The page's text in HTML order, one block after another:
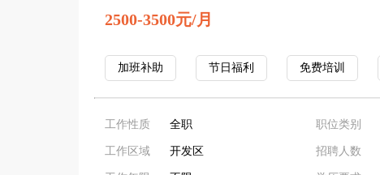
2500-3500元/月
加班补助 节日福利 免费培训
工作性质 全职
工作区域 开发区
职位类别
招聘人数